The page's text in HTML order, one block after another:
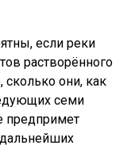
если реки
растворённого
они, как
семи
предпримет